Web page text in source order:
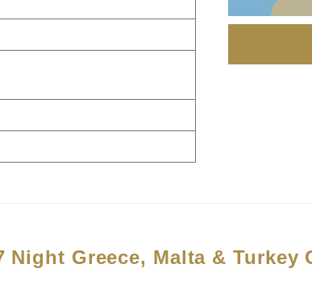
Night Greece, Malta & Turkey